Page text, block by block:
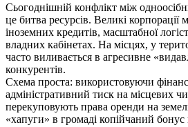
Сьогоднішній конфлікт між
це битва ресурсів. Великі
іноземних кредитів, масштабної
владних кабінетах. На місцях, у
часто виливається в агресивне
конкурентів.
Схема проста: використовуючи
адміністративний тиск на місцевих
перекуповують права оренди на
«хапуги» в громаді копійчаний